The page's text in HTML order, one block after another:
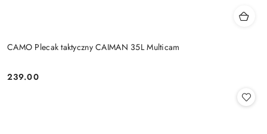
CAMO Plecak taktyczny CAIMAN 35L Multicam
Cena:
239.00